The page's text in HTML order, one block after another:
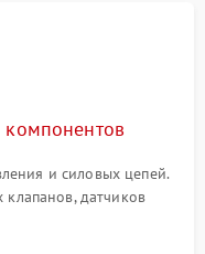
компонентов
и силовых цепей.
клапанов, датчиков
степени износа
колец гидросистемы